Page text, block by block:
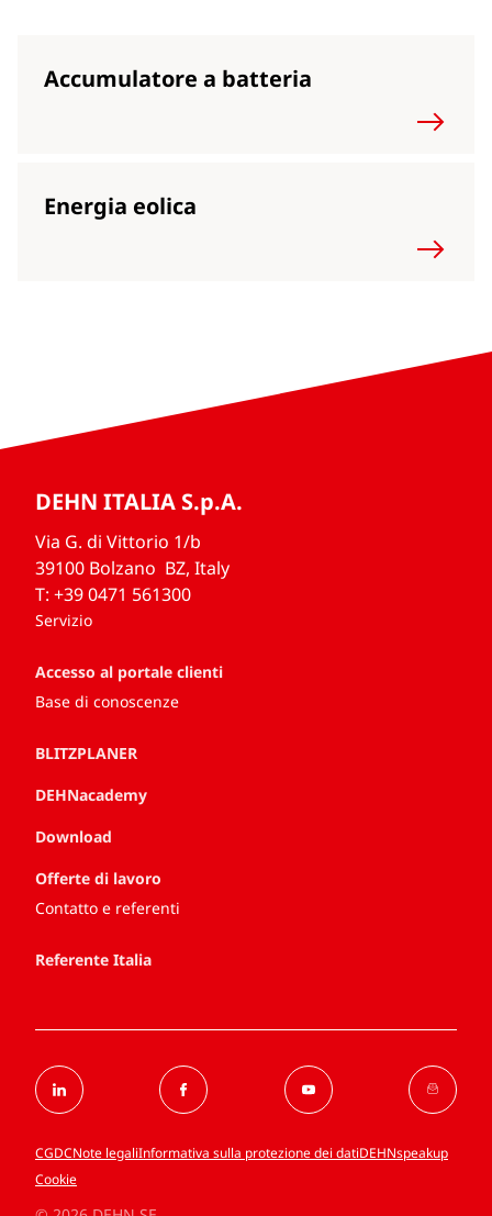
Accumulatore a batteria
Energia eolica
DEHN ITALIA S.p.A.
Via G. di Vittorio 1/b
39100 Bolzano BZ, Italy
T: +39 0471 561300
Servizio
Accesso al portale clienti
Base di conoscenze
BLITZPLANER
DEHNacademy
Download
Offerte di lavoro
Contatto e referenti
Referente Italia
CGDCNote legaliInformativa sulla protezione dei datiDEHNspeakup
Cookie